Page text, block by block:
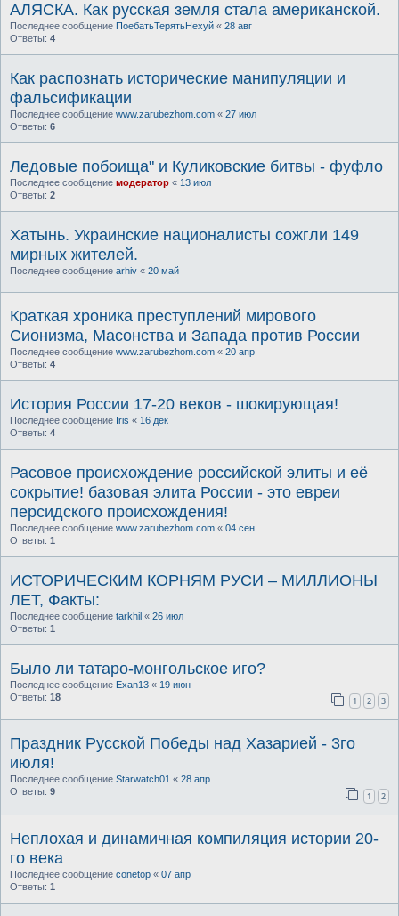
АЛЯСКА. Как русская земля стала американской.
Последнее сообщение ПоебатьТерятьНехуй « 28 авг
Ответы: 4
Как распознать исторические манипуляции и
фальсификации
Последнее сообщение www.zarubezhom.com « 27 июл
Ответы: 6
Ледовые побоища" и Куликовские битвы - фуфло
Последнее сообщение модератор « 13 июл
Ответы: 2
Хатынь. Украинские националисты сожгли 149
мирных жителей.
Последнее сообщение arhiv « 20 май
Краткая хроника преступлений мирового
Сионизма, Масонства и Запада против России
Последнее сообщение www.zarubezhom.com « 20 апр
Ответы: 4
История России 17-20 веков - шокирующая!
Последнее сообщение Iris « 16 дек
Ответы: 4
Расовое происхождение российской элиты и её
сокрытие! базовая элита России - это евреи
персидского происхождения!
Последнее сообщение www.zarubezhom.com « 04 сен
Ответы: 1
ИСТОРИЧЕСКИМ КОРНЯМ РУСИ – МИЛЛИОНЫ
ЛЕТ, Факты:
Последнее сообщение tarkhil « 26 июл
Ответы: 1
Было ли татаро-монгольское иго?
Последнее сообщение Exan13 « 19 июн
Ответы: 18 1 2 3
Праздник Русской Победы над Хазарией - 3го
июля!
Последнее сообщение Starwatch01 « 28 апр
Ответы: 9 1 2
Неплохая и динамичная компиляция истории 20-
го века
Последнее сообщение conetop « 07 апр
Ответы: 1